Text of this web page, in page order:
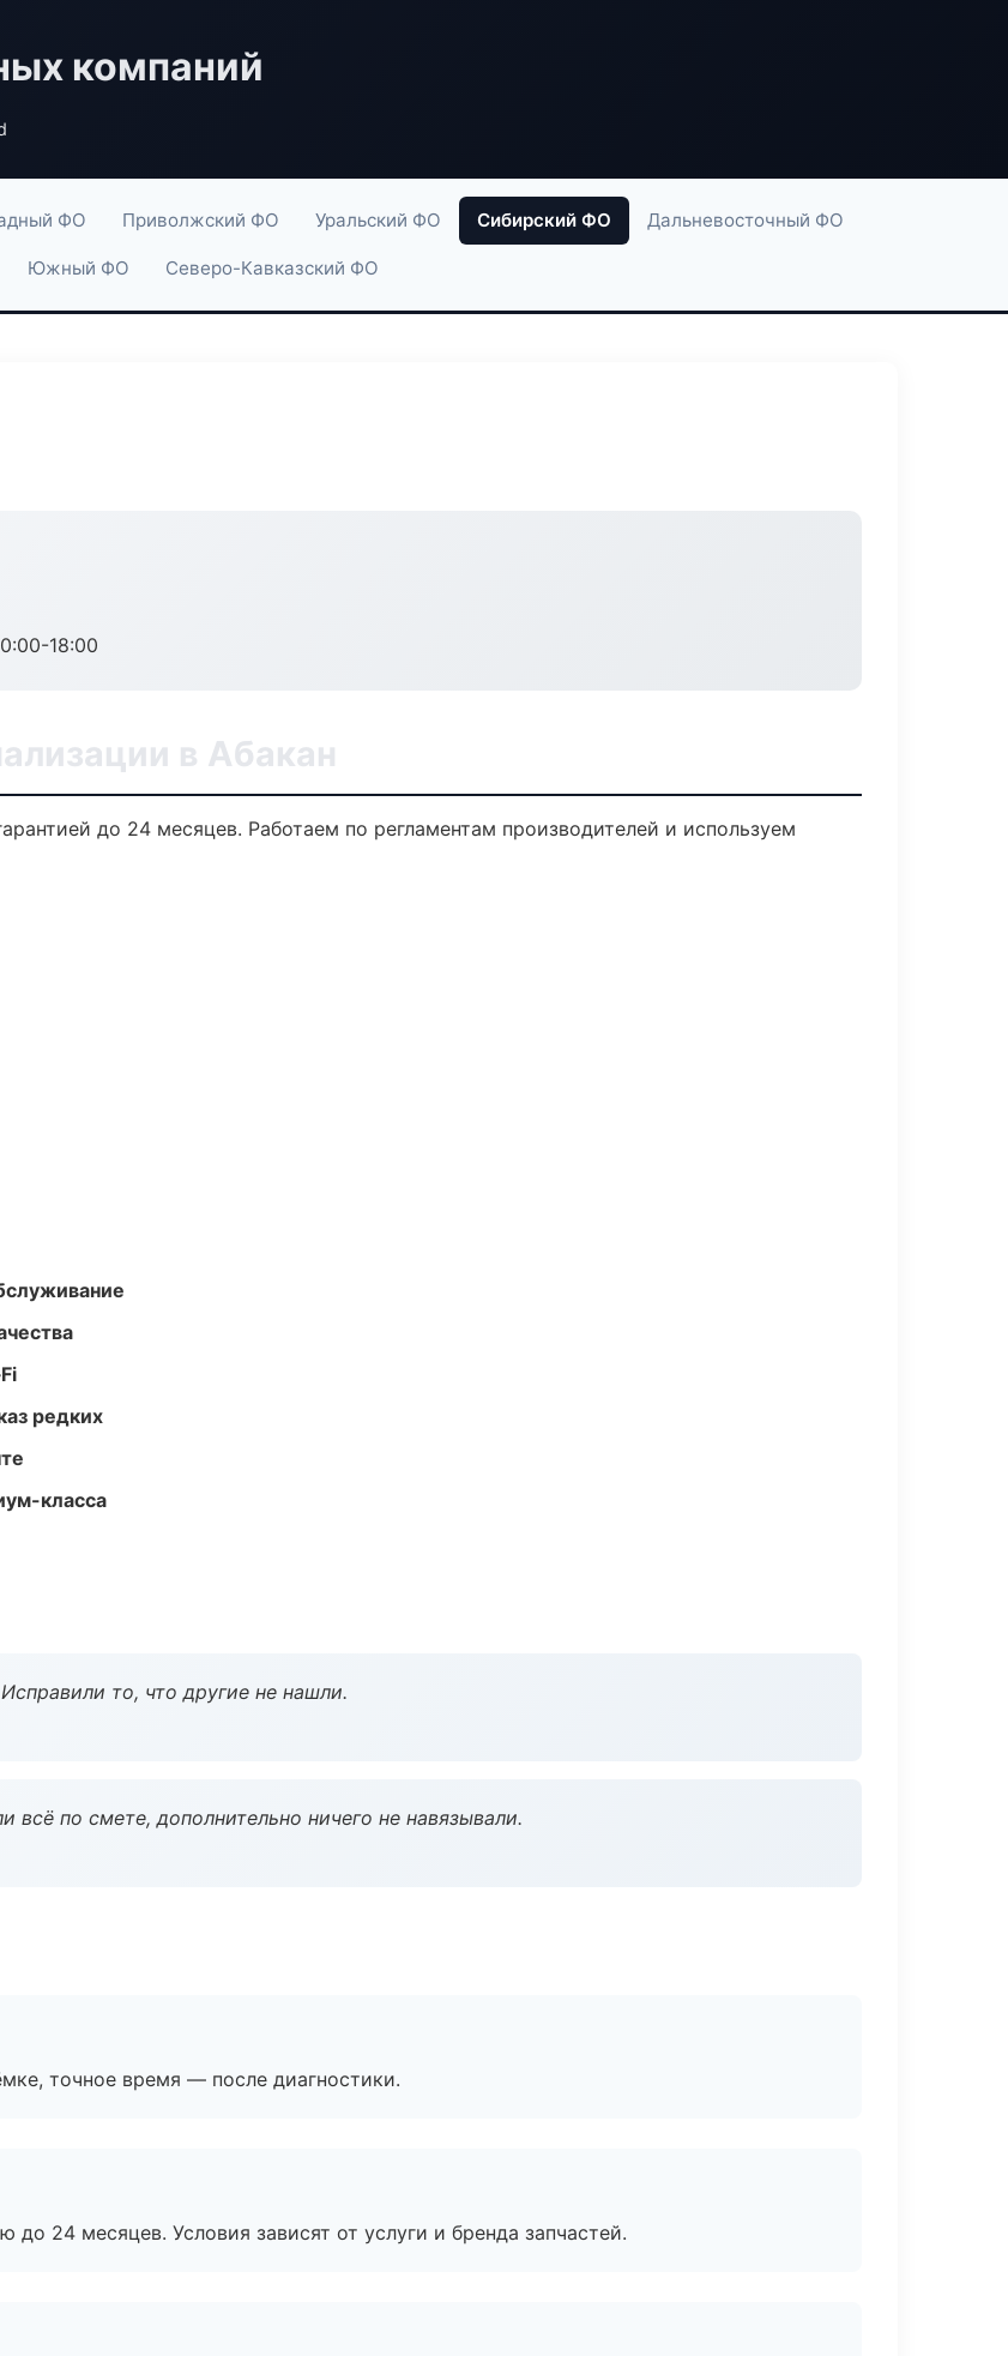
компаний
ФО Приволжский ФО Уральский ФО Сибирский ФО Дальневосточный ФО
Южный ФО Северо-Кавказский ФО
18:00
в Абакан
до 24 месяцев. Работаем по регламентам производителей и используем
редких
класса
то, что другие не нашли.
всё по смете, дополнительно ничего не навязывали.
точное время — после диагностики.
24 месяцев. Условия зависят от услуги и бренда запчастей.